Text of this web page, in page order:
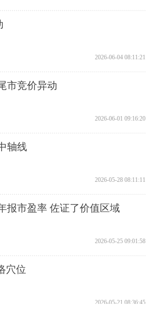
2026-06-04 08:11:21
市竞价异动
2026-06-01 09:16:20
轴线
2026-05-28 08:11:11
报市盈率 佐证了价值区域
2026-05-25 09:01:58
穴位
2026-05-21 08:36:45